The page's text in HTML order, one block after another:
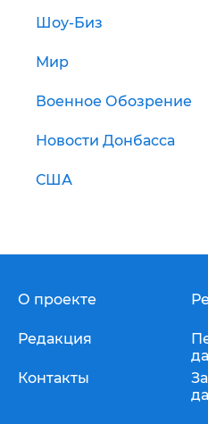
Шоу-Биз
Мир
Военное Обозрение
Новости Донбасса
США
О проекте
Редакция
Контакты